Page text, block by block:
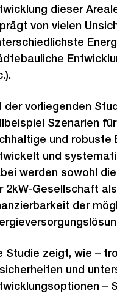
dieser
von vielen
der vorliegenden
Szenarien
und robuste
und
werden sowohl
2kW-Gesellschaft
der
Studie zeigt, wie –
und
–